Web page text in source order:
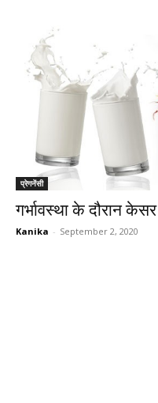
प्रेगनेंसी
गर्भावस्था के दौरान
Kanika - September 2, 2020